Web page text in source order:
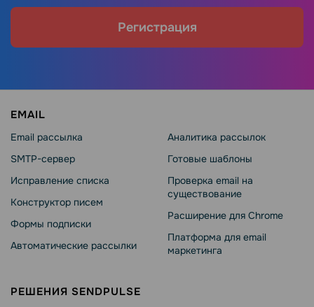
Регистрация
EMAIL
Email рассылка
SMTP-сервер
Исправление списка
Конструктор писем
Формы подписки
Автоматические рассылки
Аналитика рассылок
Готовые шаблоны
Проверка email на
существование
Расширение для Chrome
Платформа для email
маркетинга
РЕШЕНИЯ SENDPULSE